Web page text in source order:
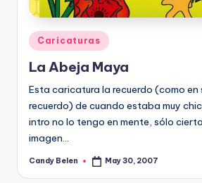
Posted
in
Caricaturas
La Abeja Maya
Esta caricatura la recuerdo (como en
recuerdo) de cuando estaba muy
intro no lo tengo en mente, sólo
imagen…
Posted
Candy Belen May 30, 2007